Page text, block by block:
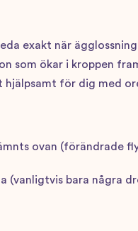
exakt när
som ökar i kroppen
för dig med
ovan (förändrade
(vanligtvis bara några